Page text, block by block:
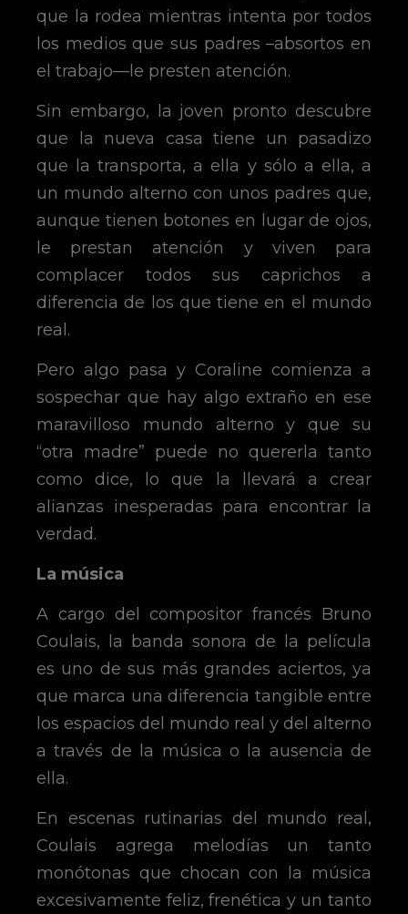
que la rodea mientras intenta por todos
los medios que sus padres –absortos en
el trabajo—le presten atención.
Sin embargo, la joven pronto descubre
que la nueva casa tiene un pasadizo
que la transporta, a ella y sólo a ella, a
un mundo alterno con unos padres que,
aunque tienen botones en lugar de ojos,
le prestan atención y viven para
complacer todos sus caprichos a
diferencia de los que tiene en el mundo
real.
Pero algo pasa y Coraline comienza a
sospechar que hay algo extraño en ese
maravilloso mundo alterno y que su
“otra madre” puede no quererla tanto
como dice, lo que la llevará a crear
alianzas inesperadas para encontrar la
verdad.
La música
A cargo del compositor francés Bruno
Coulais, la banda sonora de la película
es uno de sus más grandes aciertos, ya
que marca una diferencia tangible entre
los espacios del mundo real y del alterno
a través de la música o la ausencia de
ella.
En escenas rutinarias del mundo real,
Coulais agrega melodías un tanto
monótonas que chocan con la música
excesivamente feliz, frenética y un tanto